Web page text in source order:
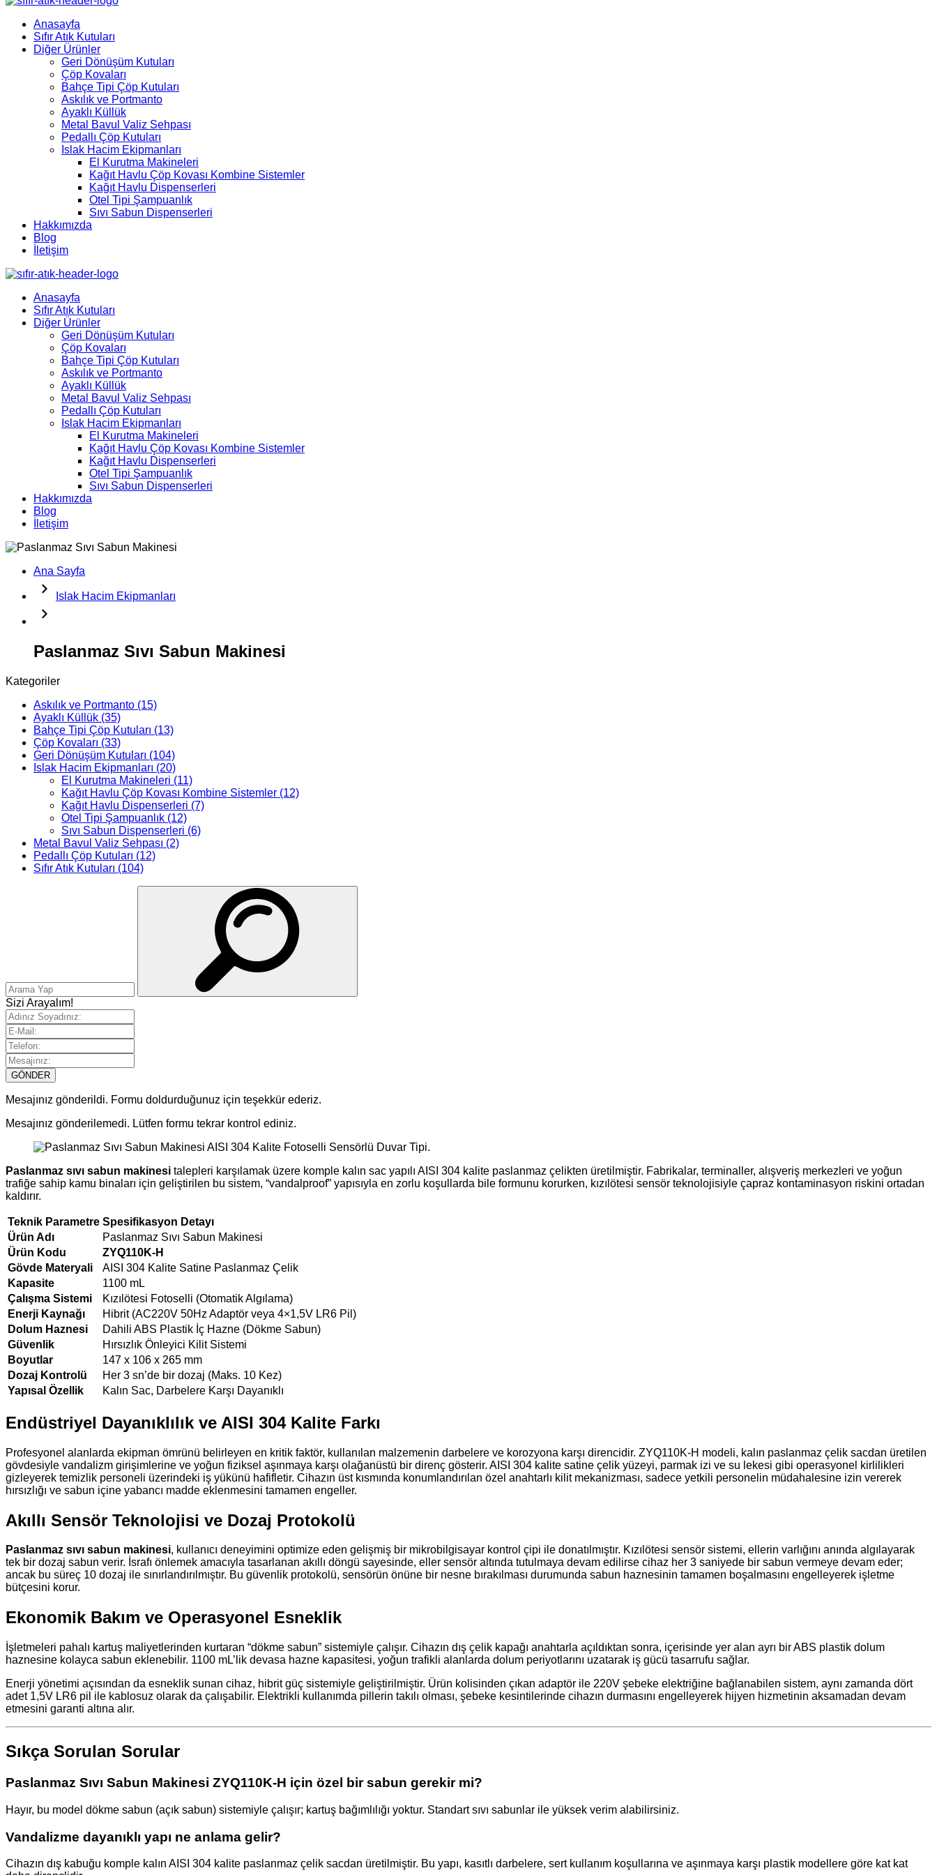
Anasayfa
Sıfır Atık Kutuları
Diğer Ürünler
Geri Dönüşüm Kutuları
Çöp Kovaları
Bahçe Tipi Çöp Kutuları
Askılık ve Portmanto
Ayaklı Küllük
Metal Bavul Valiz Sehpası
Pedallı Çöp Kutuları
Islak Hacim Ekipmanları
El Kurutma Makineleri
Kağıt Havlu Çöp Kovası Kombine Sistemler
Kağıt Havlu Dispenserleri
Otel Tipi Şampuanlık
Sıvı Sabun Dispenserleri
Hakkımızda
Blog
İletişim
Anasayfa
Sıfır Atık Kutuları
Diğer Ürünler
Geri Dönüşüm Kutuları
Çöp Kovaları
Bahçe Tipi Çöp Kutuları
Askılık ve Portmanto
Ayaklı Küllük
Metal Bavul Valiz Sehpası
Pedallı Çöp Kutuları
Islak Hacim Ekipmanları
El Kurutma Makineleri
Kağıt Havlu Çöp Kovası Kombine Sistemler
Kağıt Havlu Dispenserleri
Otel Tipi Şampuanlık
Sıvı Sabun Dispenserleri
Hakkımızda
Blog
İletişim
Ana Sayfa
Islak Hacim Ekipmanları
Paslanmaz Sıvı Sabun Makinesi
Kategoriler
Askılık ve Portmanto (15)
Ayaklı Küllük (35)
Bahçe Tipi Çöp Kutuları (13)
Çöp Kovaları (33)
Geri Dönüşüm Kutuları (104)
Islak Hacim Ekipmanları (20)
El Kurutma Makineleri (11)
Kağıt Havlu Çöp Kovası Kombine Sistemler (12)
Kağıt Havlu Dispenserleri (7)
Otel Tipi Şampuanlık (12)
Sıvı Sabun Dispenserleri (6)
Metal Bavul Valiz Sehpası (2)
Pedallı Çöp Kutuları (12)
Sıfır Atık Kutuları (104)
Sizi Arayalım!
GÖNDER
Mesajınız gönderildi. Formu doldurduğunuz için teşekkür ederiz.
Mesajınız gönderilemedi. Lütfen formu tekrar kontrol ediniz.
Paslanmaz sıvı sabun makinesi talepleri karşılamak üzere komple kalın sac yapılı AISI 304 kalite paslanmaz çelikten üretilmiştir. Fabrikalar, terminaller, alışveriş merkezleri ve yoğun
trafiğe sahip kamu binaları için geliştirilen bu sistem, “vandalproof” yapısıyla en zorlu koşullarda bile formunu korurken, kızılötesi sensör teknolojisiyle çapraz kontaminasyon riskini ortadan
kaldırır.
Teknik Parametre Spesifikasyon Detayı
Ürün Adı
Paslanmaz Sıvı Sabun Makinesi
Ürün Kodu
ZYQ110K-H
Gövde Materyali
AISI 304 Kalite Satine Paslanmaz Çelik
Kapasite
1100 mL
Çalışma Sistemi
Kızılötesi Fotoselli (Otomatik Algılama)
Enerji Kaynağı
Hibrit (AC220V 50Hz Adaptör veya 4×1,5V LR6 Pil)
Dolum Haznesi
Dahili ABS Plastik İç Hazne (Dökme Sabun)
Güvenlik
Hırsızlık Önleyici Kilit Sistemi
Boyutlar
147 x 106 x 265 mm
Dozaj Kontrolü
Her 3 sn’de bir dozaj (Maks. 10 Kez)
Yapısal Özellik
Kalın Sac, Darbelere Karşı Dayanıklı
Endüstriyel Dayanıklılık ve AISI 304 Kalite Farkı
Profesyonel alanlarda ekipman ömrünü belirleyen en kritik faktör, kullanılan malzemenin darbelere ve korozyona karşı direncidir. ZYQ110K-H modeli, kalın paslanmaz çelik sacdan üretilen
gövdesiyle vandalizm girişimlerine ve yoğun fiziksel aşınmaya karşı olağanüstü bir direnç gösterir. AISI 304 kalite satine çelik yüzeyi, parmak izi ve su lekesi gibi operasyonel kirlilikleri
gizleyerek temizlik personeli üzerindeki iş yükünü hafifletir. Cihazın üst kısmında konumlandırılan özel anahtarlı kilit mekanizması, sadece yetkili personelin müdahalesine izin vererek
hırsızlığı ve sabun içine yabancı madde eklenmesini tamamen engeller.
Akıllı Sensör Teknolojisi ve Dozaj Protokolü
Paslanmaz sıvı sabun makinesi, kullanıcı deneyimini optimize eden gelişmiş bir mikrobilgisayar kontrol çipi ile donatılmıştır. Kızılötesi sensör sistemi, ellerin varlığını anında algılayarak
tek bir dozaj sabun verir. İsrafı önlemek amacıyla tasarlanan akıllı döngü sayesinde, eller sensör altında tutulmaya devam edilirse cihaz her 3 saniyede bir sabun vermeye devam eder;
ancak bu süreç 10 dozaj ile sınırlandırılmıştır. Bu güvenlik protokolü, sensörün önüne bir nesne bırakılması durumunda sabun haznesinin tamamen boşalmasını engelleyerek işletme
bütçesini korur.
Ekonomik Bakım ve Operasyonel Esneklik
İşletmeleri pahalı kartuş maliyetlerinden kurtaran “dökme sabun” sistemiyle çalışır. Cihazın dış çelik kapağı anahtarla açıldıktan sonra, içerisinde yer alan ayrı bir ABS plastik dolum
haznesine kolayca sabun eklenebilir. 1100 mL’lik devasa hazne kapasitesi, yoğun trafikli alanlarda dolum periyotlarını uzatarak iş gücü tasarrufu sağlar.
Enerji yönetimi açısından da esneklik sunan cihaz, hibrit güç sistemiyle geliştirilmiştir. Ürün kolisinden çıkan adaptör ile 220V şebeke elektriğine bağlanabilen sistem, aynı zamanda dört
adet 1,5V LR6 pil ile kablosuz olarak da çalışabilir. Elektrikli kullanımda pillerin takılı olması, şebeke kesintilerinde cihazın durmasını engelleyerek hijyen hizmetinin aksamadan devam
etmesini garanti altına alır.
Sıkça Sorulan Sorular
Paslanmaz Sıvı Sabun Makinesi ZYQ110K-H için özel bir sabun gerekir mi?
Hayır, bu model dökme sabun (açık sabun) sistemiyle çalışır; kartuş bağımlılığı yoktur. Standart sıvı sabunlar ile yüksek verim alabilirsiniz.
Vandalizme dayanıklı yapı ne anlama gelir?
Cihazın dış kabuğu komple kalın AISI 304 kalite paslanmaz çelik sacdan üretilmiştir. Bu yapı, kasıtlı darbelere, sert kullanım koşullarına ve aşınmaya karşı plastik modellere göre kat kat